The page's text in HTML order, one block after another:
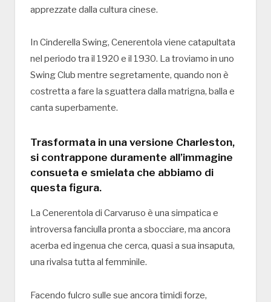
apprezzate dalla cultura cinese.
In Cinderella Swing, Cenerentola viene catapultata
nel periodo tra il 1920 e il 1930. La troviamo in uno
Swing Club mentre segretamente, quando non è
costretta a fare la sguattera dalla matrigna, balla e
canta superbamente.
Trasformata in una versione Charleston,
si contrappone duramente all’immagine
consueta e smielata che abbiamo di
questa figura.
La Cenerentola di Carvaruso è una simpatica e
introversa fanciulla pronta a sbocciare, ma ancora
acerba ed ingenua che cerca, quasi a sua insaputa,
una rivalsa tutta al femminile.
Facendo fulcro sulle sue ancora timidi forze,